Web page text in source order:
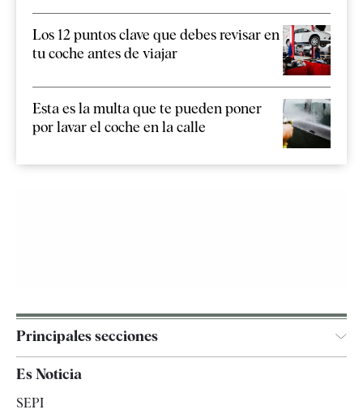
Los 12 puntos clave que debes revisar en
tu coche antes de viajar
Esta es la multa que te pueden poner
por lavar el coche en la calle
Principales secciones
España
Es Noticia
SEPI